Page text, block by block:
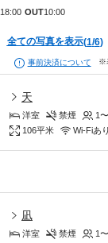
18:00 OUT10:00
全ての写真を表示(1/6)
事前決済について ※
天
洋室 禁煙 1
106平米 Wi-Fiあ
凪
洋室 禁煙 1